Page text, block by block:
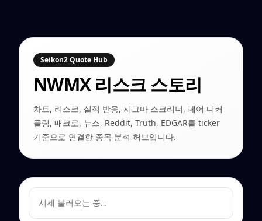
Seikon2 Quote Hub
NWMX리스크 스토리
차트, 리스크, 실적 반응, 시그마 스크리너, 페어 디커
플링, 매크로, 뉴스, Reddit, Truth, EDGAR를 ticker
기준으로 연결한 종목 분석 허브입니다.
시세 불러오는 중…